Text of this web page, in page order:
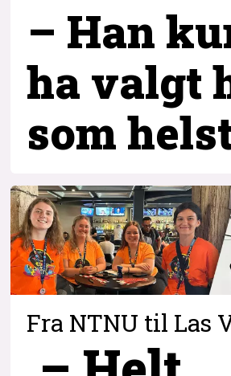
– Han
ha valgt
som
Fra NTNU til Las